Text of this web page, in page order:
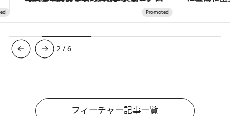
3 /6
フィーチャー記事一覧